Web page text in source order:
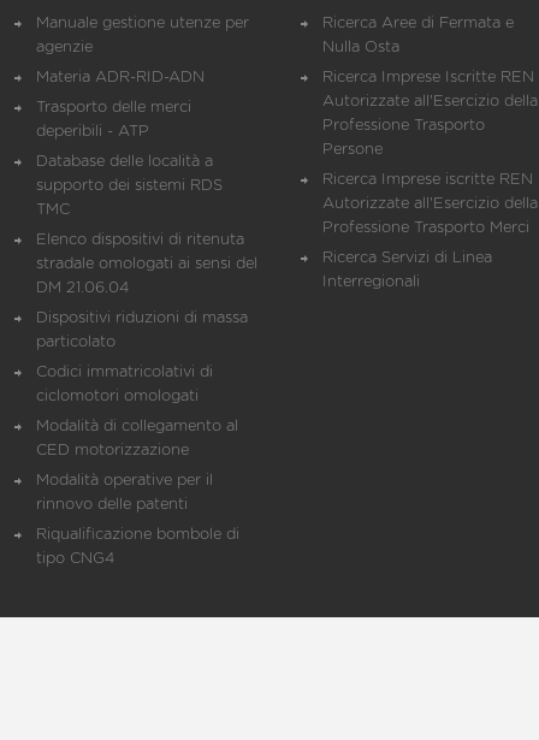
Manuale gestione utenze per
agenzie
Materia ADR-RID-ADN
Trasporto delle merci
deperibili - ATP
Database delle località a
supporto dei sistemi RDS
TMC
Elenco dispositivi di ritenuta
stradale omologati ai sensi del
DM 21.06.04
Dispositivi riduzioni di massa
particolato
Codici immatricolativi di
ciclomotori omologati
Modalità di collegamento al
CED motorizzazione
Modalità operative per il
rinnovo delle patenti
Riqualificazione bombole di
tipo CNG4
Ricerca Aree di Fermata e
Nulla Osta
Ricerca Imprese Iscritte REN
Autorizzate all'Esercizio della
Professione Trasporto
Persone
Ricerca Imprese iscritte REN
Autorizzate all'Esercizio della
Professione Trasporto Merci
Ricerca Servizi di Linea
Interregionali